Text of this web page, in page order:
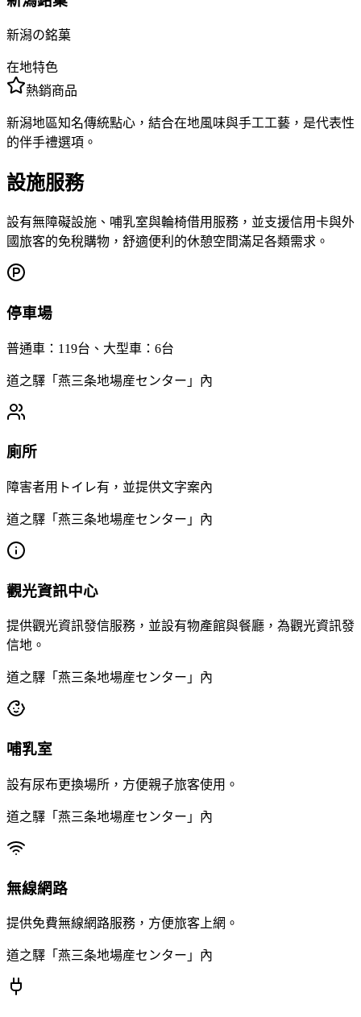
新潟の銘菓
在地特色
熱銷商品
新潟地區知名傳統點心，結合在地風味與手工工藝，是代表性
的伴手禮選項。
設施服務
設有無障礙設施、哺乳室與輪椅借用服務，並支援信用卡與外
國旅客的免稅購物，舒適便利的休憩空間滿足各類需求。
停車場
普通車：119台、大型車：6台
道之驛「燕三条地場産センター」內
廁所
障害者用トイレ有，並提供文字案內
道之驛「燕三条地場産センター」內
觀光資訊中心
提供觀光資訊發信服務，並設有物產館與餐廳，為觀光資訊發
信地。
道之驛「燕三条地場産センター」內
哺乳室
設有尿布更換場所，方便親子旅客使用。
道之驛「燕三条地場産センター」內
無線網路
提供免費無線網路服務，方便旅客上網。
道之驛「燕三条地場産センター」內